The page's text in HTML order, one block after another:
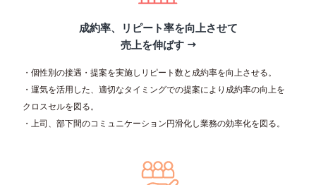
成約率、リピート率を向上させて
売上を伸ばす
・個性別の接遇・提案を実施しリピート数と成約率を向上させる。
・運気を活用した、適切なタイミングでの提案により成約率の向上を
クロスセルを図る。
・上司、部下間のコミュニケーション円滑化し業務の効率化を図る。